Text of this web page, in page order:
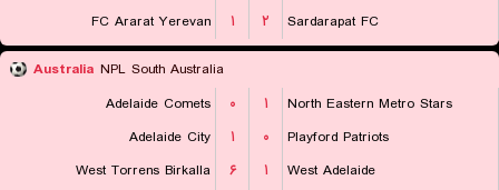
FC Ararat Yerevan
۱ ۲ Sardarapat FC
Australia NPL South Australia
Adelaide Comets
۰ ۱
North Eastern Metro Stars
Adelaide City
۱ ۰
Playford Patriots
West Torrens Birkalla
۶ ۱
West Adelaide